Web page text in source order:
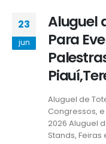
23
jun
Aluguel
Para
Aluguel de
Congressos,
2026 Aluguel
Stands,